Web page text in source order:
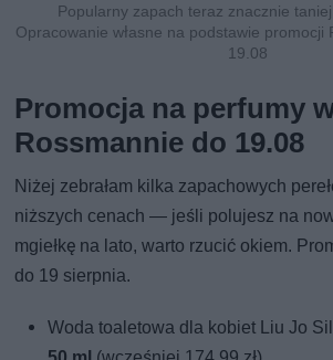
Popularny zapach teraz znacznie taniej
Opracowanie własne na podstawie promocji
19.08
Promocja na perfumy
Rossmannie do 19.08
Niżej zebrałam kilka zapachowych
niższych cenach — jeśli polujesz na
mgiełkę na lato, warto rzucić okiem.
do 19 sierpnia.
Woda toaletowa dla kobiet Liu Jo